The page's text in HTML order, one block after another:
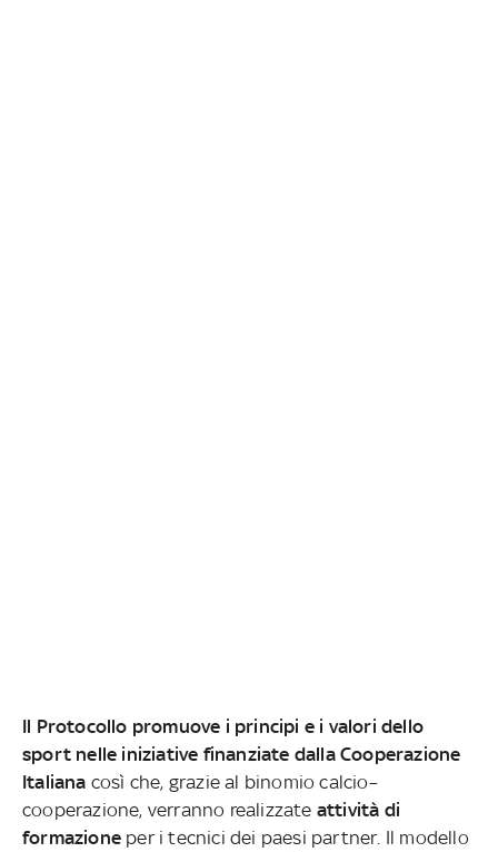
Il Protocollo promuove i principi e i valori dello
sport nelle iniziative finanziate dalla Cooperazione
Italiana così che, grazie al binomio calcio–
cooperazione, verranno realizzate attività di
formazione per i tecnici dei paesi partner. Il modello